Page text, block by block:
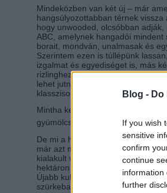
Blog -
If you wish
sensitive
confirm
continue
information
further
Mindeközben van két új – már
hangsúlyozottabban térnek
hogy unwooded, olcsóbban
ABC, amelynek hangadói
borait, mondván, unalmasak és
Szerintem ezen is túllépünk
izgalmat és egyediséget is, más
rizlinghez vagy – hadd beszéljek
lehet jutni, a jó burgundik
klasszisoknál a határ az
Mintha kevésbé remélnének
gyümölcsben
De mi a helyzet szűkebb
már azt megelőzően eljutottunk
kialakult volna. Néhány éve
hektáron termesztik. Az utóbbi
Újabb kultuszok részint a tokaji
szürkebarátok körül alakultak ki.